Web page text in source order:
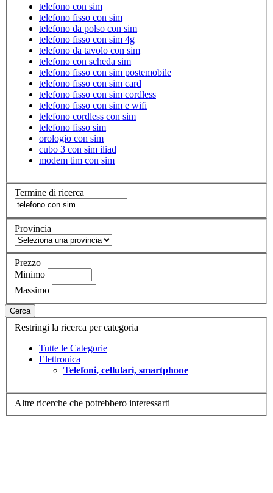
telefono con sim
telefono fisso con sim
telefono da polso con sim
telefono fisso con sim 4g
telefono da tavolo con sim
telefono con scheda sim
telefono fisso con sim postemobile
telefono fisso con sim card
telefono fisso con sim cordless
telefono fisso con sim e wifi
telefono cordless con sim
telefono fisso sim
orologio con sim
cubo 3 con sim iliad
modem tim con sim
Termine di ricerca
Provincia
Prezzo
Minimo
Massimo
Cerca
Restringi la ricerca per categoria
Tutte le Categorie
Elettronica
Telefoni, cellulari, smartphone
Altre ricerche che potrebbero interessarti